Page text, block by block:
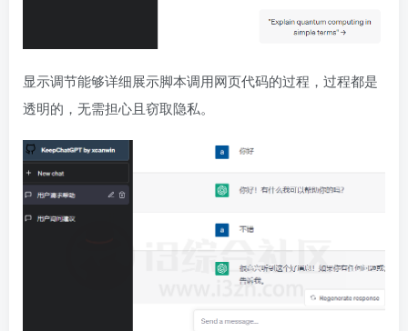
显示调节能够详细展示脚本调用网页代码的过程，过程都是
透明的，无需担心且窃取隐私。